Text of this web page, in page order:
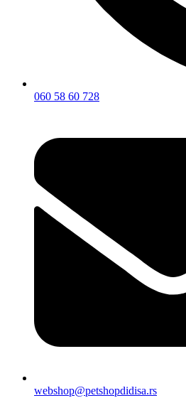
060 58 60 728
webshop@petshopdidisa.rs